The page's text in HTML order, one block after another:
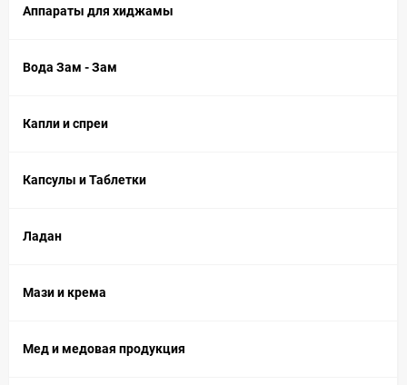
Аппараты для хиджамы
Вода Зам - Зам
Капли и спреи
Капсулы и Таблетки
Ладан
Мази и крема
Мед и медовая продукция